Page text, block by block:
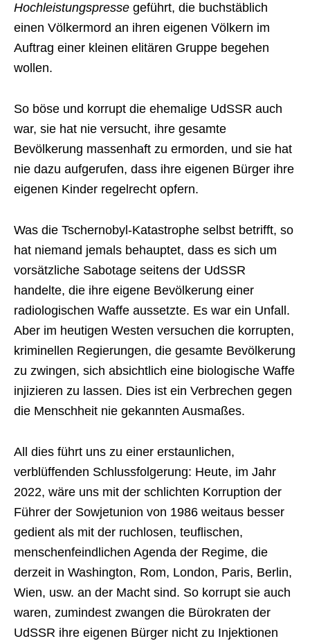
Hochleistungspresse geführt, die buchstäblich
einen Völkermord an ihren eigenen Völkern im
Auftrag einer kleinen elitären Gruppe begehen
wollen.
So böse und korrupt die ehemalige UdSSR auch
war, sie hat nie versucht, ihre gesamte
Bevölkerung massenhaft zu ermorden, und sie hat
nie dazu aufgerufen, dass ihre eigenen Bürger ihre
eigenen Kinder regelrecht opfern.
Was die Tschernobyl-Katastrophe selbst betrifft, so
hat niemand jemals behauptet, dass es sich um
vorsätzliche Sabotage seitens der UdSSR
handelte, die ihre eigene Bevölkerung einer
radiologischen Waffe aussetzte. Es war ein Unfall.
Aber im heutigen Westen versuchen die korrupten,
kriminellen Regierungen, die gesamte Bevölkerung
zu zwingen, sich absichtlich eine biologische Waffe
injizieren zu lassen. Dies ist ein Verbrechen gegen
die Menschheit nie gekannten Ausmaßes.
All dies führt uns zu einer erstaunlichen,
verblüffenden Schlussfolgerung: Heute, im Jahr
2022, wäre uns mit der schlichten Korruption der
Führer der Sowjetunion von 1986 weitaus besser
gedient als mit der ruchlosen, teuflischen,
menschenfeindlichen Agenda der Regime, die
derzeit in Washington, Rom, London, Paris, Berlin,
Wien, usw. an der Macht sind. So korrupt sie auch
waren, zumindest zwangen die Bürokraten der
UdSSR ihre eigenen Bürger nicht zu Injektionen